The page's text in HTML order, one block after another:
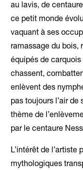
au lavis, de
ce petit monde
vaquant à ses
ramassage du
équipés de carquois
chassent,
enlèvent des
pas toujours l’air
thème de
par le centaure
L’intérêt de
mythologiques